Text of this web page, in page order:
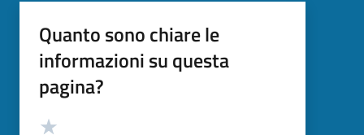
Quanto sono chiare le
informazioni su questa
pagina?
Valutazione